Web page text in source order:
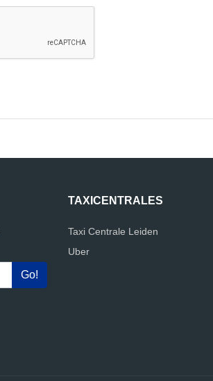
TAXICENTRALES
Taxi Centrale Leiden
Uber